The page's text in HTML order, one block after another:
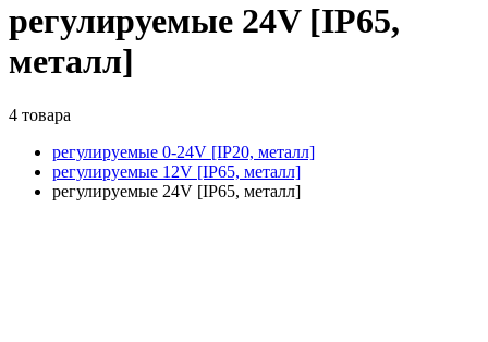
регулируемые 24V [IP65,
металл]
4 товара
регулируемые 0-24V [IP20, металл]
регулируемые 12V [IP65, металл]
регулируемые 24V [IP65, металл]